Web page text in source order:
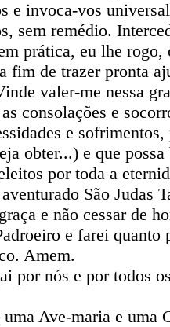
e invoca-vos
sem remédio.
prática, eu lhe
fim de trazer pronta
valer-me nessa
consolações e
e
obter...) e que
por toda a
São Judas
e não cessar de
e farei quanto
Amem.
por nós e por todos
Ave-maria e uma